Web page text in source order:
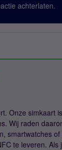
achterlaten.
Onze simkaart
Wij raden
smartwatches
te leveren. Als